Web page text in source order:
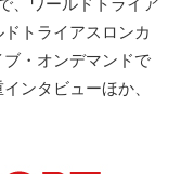
トライアスロンカ
・オンデマンドで
ンタビューほか、